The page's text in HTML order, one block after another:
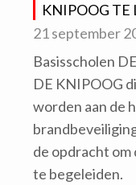
KNIPOOG TE
21 september
Basisscholen
DE KNIPOOG
worden aan de
de opdracht om
te begeleiden.